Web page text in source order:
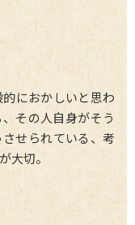
におかしいと思わ
その人自身がそう
せられている、考
大切。